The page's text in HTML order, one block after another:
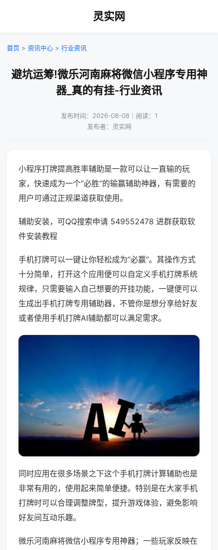
灵实网
首页 > 资讯中心 > 行业资讯
避坑运筹!微乐河南麻将微信小程序专用神
器_真的有挂-行业资讯
发布时间：2026-08-08｜阅读：1
发布者：灵实网
小程序打牌提高胜率辅助是一款可以让一直输的玩
家，快速成为一个“必胜”的输赢辅助神器，有需要的
用户可通过正规渠道获取使用。
辅助安装，可QQ搜索申请 549552478 进群获取软
件安装教程
手机打牌可以一键让你轻松成为“必赢”。其操作方式
十分简单，打开这个应用便可以自定义手机打牌系统
规律，只需要输入自己想要的开挂功能，一键便可以
生成出手机打牌专用辅助器，不管你是想分享给好友
或者使用手机打牌AI辅助都可以满足需求。
同时应用在很多场景之下这个手机打牌计算辅助也是
非常有用的，使用起来简单便捷。特别是在大家手机
打牌时可以合理调整牌型，提升游戏体验，避免影响
好友间互动乐趣。
微乐河南麻将微信小程序专用神器；一些玩家反映在